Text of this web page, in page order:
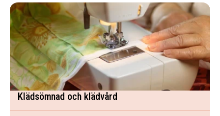
Klädsömnad och klädvård